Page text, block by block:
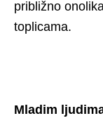
približno
toplicama.
Mladim